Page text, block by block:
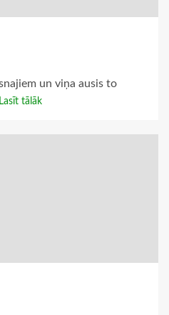
un viņa ausis to
Lasīt tālāk